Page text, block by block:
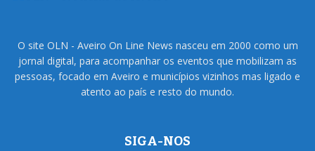
O site OLN - Aveiro On Line News nasceu em 2000 como um
jornal digital, para acompanhar os eventos que mobilizam as
pessoas, focado em Aveiro e municípios vizinhos mas ligado e
atento ao país e resto do mundo.
SIGA-NOS